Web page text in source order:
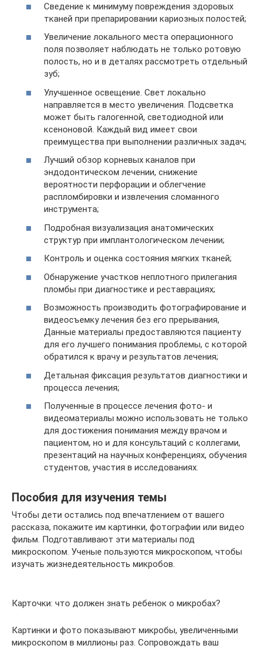
Сведение к минимуму повреждения здоровых
тканей при препарировании кариозных полостей;
Увеличение локального места операционного
поля позволяет наблюдать не только ротовую
полость, но и в деталях рассмотреть отдельный
зуб;
Улучшенное освещение. Свет локально
направляется в место увеличения. Подсветка
может быть галогенной, светодиодной или
ксеноновой. Каждый вид имеет свои
преимущества при выполнении различных задач;
Лучший обзор корневых каналов при
эндодонтическом лечении, снижение
вероятности перфорации и облегчение
распломбировки и извлечения сломанного
инструмента;
Подробная визуализация анатомических
структур при имплантологическом лечении;
Контроль и оценка состояния мягких тканей;
Обнаружение участков неплотного прилегания
пломбы при диагностике и реставрациях;
Возможность производить фотографирование и
видеосъемку лечения без его прерывания,
Данные материалы предоставляются пациенту
для его лучшего понимания проблемы, с которой
обратился к врачу и результатов лечения;
Детальная фиксация результатов диагностики и
процесса лечения;
Полученные в процессе лечения фото- и
видеоматериалы можно использовать не только
для достижения понимания между врачом и
пациентом, но и для консультаций с коллегами,
презентаций на научных конференциях, обучения
студентов, участия в исследованиях.
Пособия для изучения темы
Чтобы дети остались под впечатлением от вашего
рассказа, покажите им картинки, фотографии или видео
фильм. Подготавливают эти материалы под
микроскопом. Ученые пользуются микроскопом, чтобы
изучать жизнедеятельность микробов.
Карточки: что должен знать ребенок о микробах?
Картинки и фото показывают микробы, увеличенными
микроскопом в миллионы раз. Сопровождать ваш